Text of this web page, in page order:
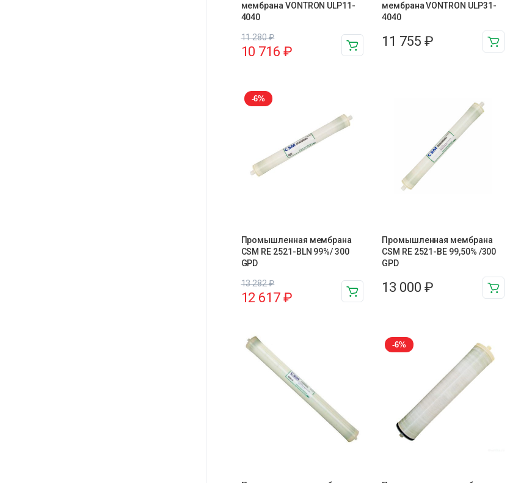
мембрана VONTRON ULP11-
4040
11 280₽
10 716₽
мембрана VONTRON ULP31-
4040
11 755 ₽
-6%
Промышленная мембрана
CSM RE 2521-BLN 99%/ 300
GPD
13 282₽
12 617₽
Промышленная мембрана
CSM RE 2521-BE 99,50% /300
GPD
13 000 ₽
-6%